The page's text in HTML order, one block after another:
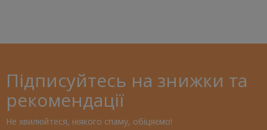
Підписуйтесь на знижки та
рекомендації
Не хвилюйтеся, ніякого спаму, обіцяємо!